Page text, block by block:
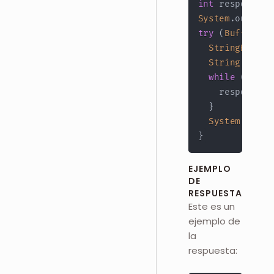
int
System .out
try (
String
while (
    response
}
System
}
EJEMPLO
DE
RESPUESTA
Este es un
ejemplo de
la
respuesta: